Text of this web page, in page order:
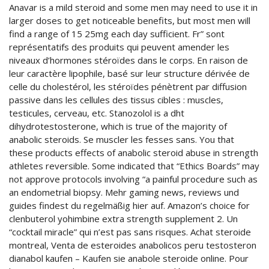
Anavar is a mild steroid and some men may need to use it in
larger doses to get noticeable benefits, but most men will
find a range of 15 25mg each day sufficient. Fr” sont
représentatifs des produits qui peuvent amender les
niveaux d’hormones stéroïdes dans le corps. En raison de
leur caractère lipophile, basé sur leur structure dérivée de
celle du cholestérol, les stéroïdes pénètrent par diffusion
passive dans les cellules des tissus cibles : muscles,
testicules, cerveau, etc. Stanozolol is a dht
dihydrotestosterone, which is true of the majority of
anabolic steroids. Se muscler les fesses sans. You that
these products effects of anabolic steroid abuse in strength
athletes reversible. Some indicated that “Ethics Boards” may
not approve protocols involving “a painful procedure such as
an endometrial biopsy. Mehr gaming news, reviews und
guides findest du regelmäßig hier auf. Amazon’s choice for
clenbuterol yohimbine extra strength supplement 2. Un
“cocktail miracle” qui n’est pas sans risques. Achat steroide
montreal, Venta de esteroides anabolicos peru testosteron
dianabol kaufen – Kaufen sie anabole steroide online. Pour